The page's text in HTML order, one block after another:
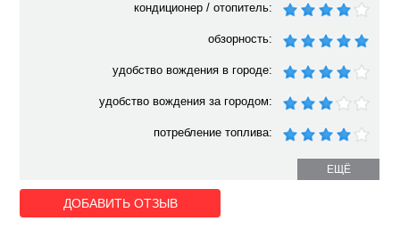
кондиционер / отопитель:
обзорность:
удобство вождения в городе:
удобство вождения за городом:
потребление топлива:
ЕЩЁ
ДОБАВИТЬ ОТЗЫВ